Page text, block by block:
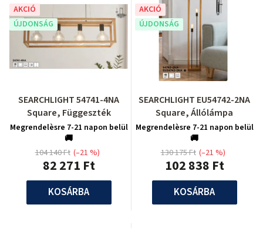
AKCIÓ
ÚJDONSÁG
SEARCHLIGHT 54741-4NA
Square, Függeszték
Megrendelèsre 7-21 napon belül
🚚
82 271 Ft
104 140 Ft (–21 %)
KOSÁRBA
AKCIÓ
ÚJDONSÁG
SEARCHLIGHT EU54742-2NA
Square, Állólámpa
Megrendelèsre 7-21 napon belül
🚚
102 838 Ft
130 175 Ft (–21 %)
KOSÁRBA